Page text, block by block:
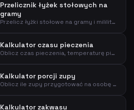
Przelicznik łyżek stołowych na
gramy
Przelicz łyżki stołowe na gramy i mililitry dla popularnych składników
Kalkulator czasu pieczenia
Oblicz czas pieczenia, temperaturę piekarnika i temperaturę wewnętrzną mięsa
Kalkulator porcji zupy
Oblicz ile zupy przygotować na osobę jako przystawkę lub danie główne
Kalkulator zakwasu